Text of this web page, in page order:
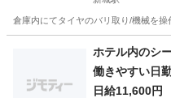
倉庫内にてタイヤのバリ取り/機械を
ホテル内のシ
働きやすい日
日給11,600円